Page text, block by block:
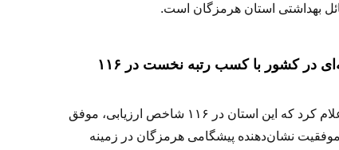
بهداشتی استان هرمزگان است.
هرمزگان؛ پیشتاز آموزش فنی و حرفه‌ای در کشور با کسب رتبه نخست در ۱۱۶
مدیرکل آموزش فنی‌وحرفه‌ای هرمزگان اعلام کرد که این استان در ۱۱۶ شاخص ارزیابی، موفق
نشان‌دهنده پیشگامی هرمزگان در زمینه